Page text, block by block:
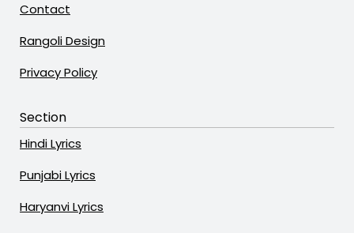
Contact
Rangoli Design
Privacy Policy
Section
Hindi Lyrics
Punjabi Lyrics
Haryanvi Lyrics